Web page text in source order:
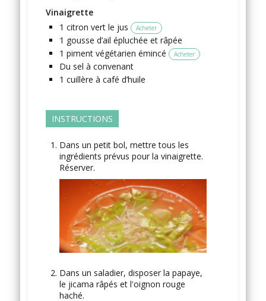
Vinaigrette
1 citron vert le jus Acheter
1 gousse d’ail épluchée et râpée
1 piment végétarien émincé Acheter
Du sel à convenant
1 cuillère à café d’huile
INSTRUCTIONS
Dans un petit bol, mettre tous les
ingrédients prévus pour la vinaigrette.
Réserver.
Dans un saladier, disposer la papaye,
le jicama râpés et l'oignon rouge
haché.